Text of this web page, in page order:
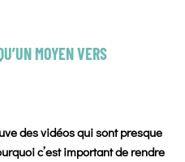
MOYEN VERS
des vidéos qui sont presque
c’est important de rendre